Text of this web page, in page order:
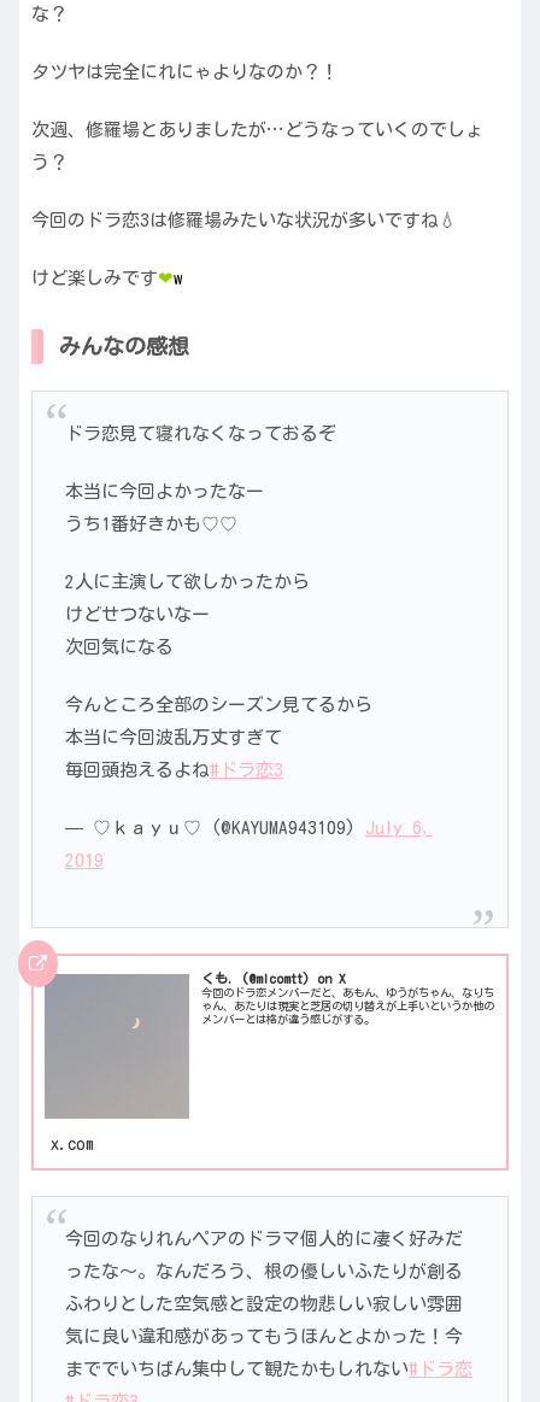
な？
タツヤは完全にれにゃよりなのか？！
次週、修羅場とありましたが…どうなっていくのでしょ
う？
今回のドラ恋3は修羅場みたいな状況が多いですね💧
けど楽しみです❤︎w
みんなの感想
ドラ恋見て寝れなくなっておるぞ
本当に今回よかったなー
うち1番好きかも♡♡
2人に主演して欲しかったから
けどせつないなー
次回気になる
今んところ全部のシーズン見てるから
本当に今回波乱万丈すぎて
毎回頭抱えるよね#ドラ恋3
— ♡ｋａｙｕ♡ (@KAYUMA943109) July 6,
2019
くも. (@mlcomtt) on X
今回のドラ恋メンバーだと、あもん、ゆうがちゃん、なりち
ゃん、あたりは現実と芝居の切り替えが上手いというか他の
メンバーとは格が違う感じがする。
x.com
今回のなりれんペアのドラマ個人的に凄く好みだ
ったな〜。なんだろう、根の優しいふたりが創る
ふわりとした空気感と設定の物悲しい寂しい雰囲
気に良い違和感があってもうほんとよかった！今
まででいちばん集中して観たかもしれない#ドラ恋